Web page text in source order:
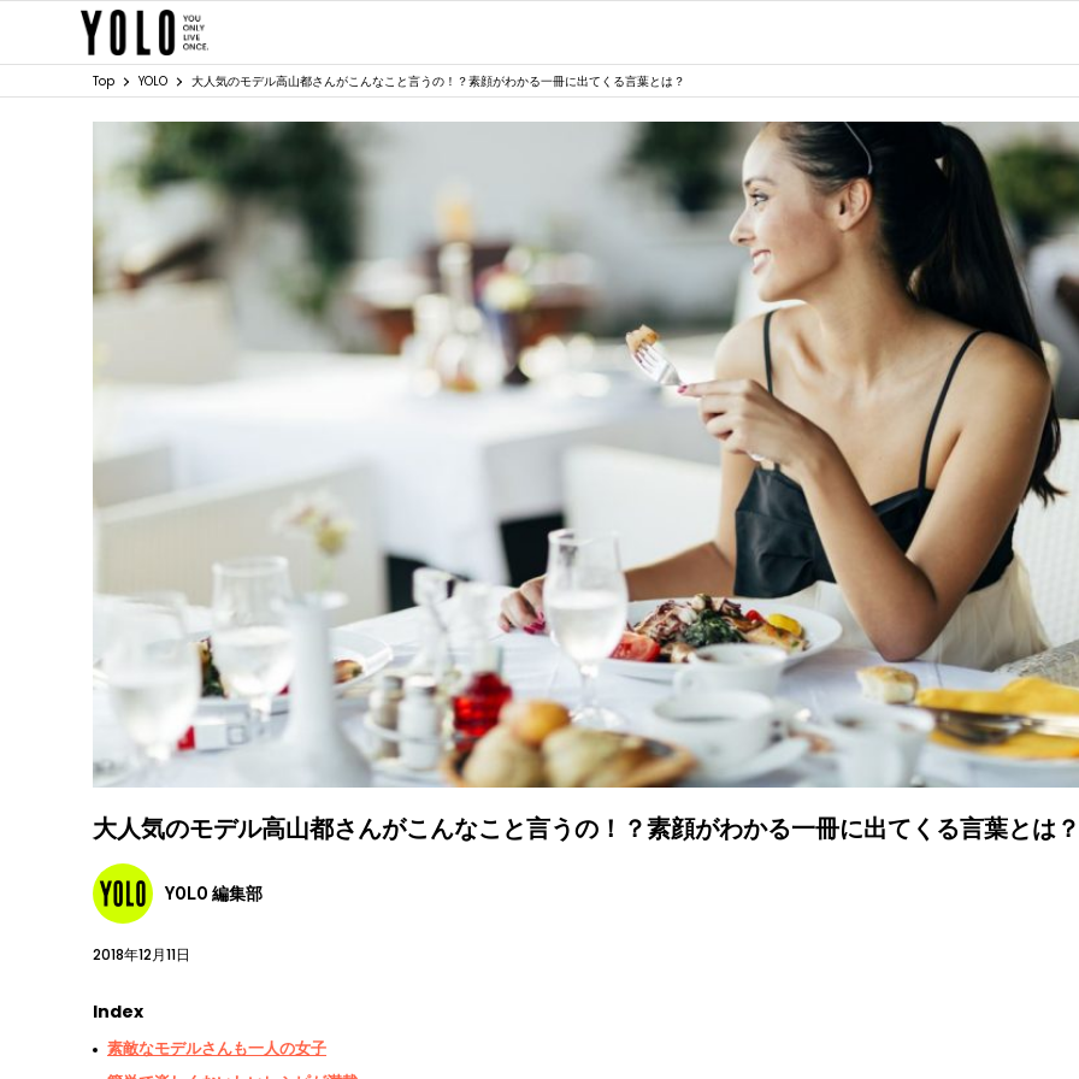
Top YOLO 大人気のモデル高山都さんがこんなこと言うの！？素顔がわかる一冊に出てくる言葉とは？
大人気のモデル高山都さんがこんなこと言うの！？素顔がわかる一冊に出てくる言葉とは？
YOLO 編集部
2018年12月11日
Index
素敵なモデルさんも一人の女子